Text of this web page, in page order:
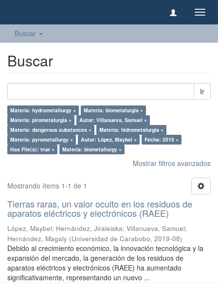
Buscar
Buscar
Ir
Materia: hydrometallurgy ×
Materia: biometalurgia ×
Materia: pirometalurgia ×
Autor: Villanueva, Samuel ×
Materia: dangerous substances ×
Materia: hidrometalurgia ×
Materia: pyrometallurgy ×
Autor: López, Maybel ×
Fecha: 2019 ×
Has File(s): true ×
Materia: biometallurgy ×
Mostrar filtros avanzados
Mostrando ítems 1-1 de 1
Tierras raras, un valor oculto en los residuos de
aparatos eléctricos y electrónicos (RAEE)
López, Maybel; Hernández, Jiraleiska; Villanueva, Samuel;
Hernández, Magaly (Universidad de Carabobo, 2019-08)
Debido al crecimiento económico, la innovación tecnológica y la
expansión del mercado, la generación de los residuos de
aparatos eléctricos y electrónicos (RAEE) ha aumentado
significativamente, representando un nuevo ...